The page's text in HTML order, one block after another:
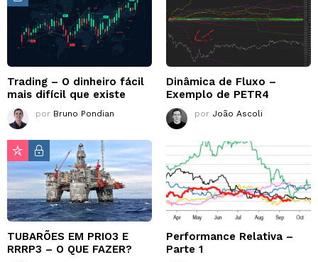
Trading – O dinheiro fácil
mais difícil que existe
por Bruno Pondian
Dinâmica de Fluxo –
Exemplo de PETR4
por João Ascoli
TUBARÕES EM PRIO3 E
RRRP3 – O QUE FAZER?
Performance Relativa –
Parte 1